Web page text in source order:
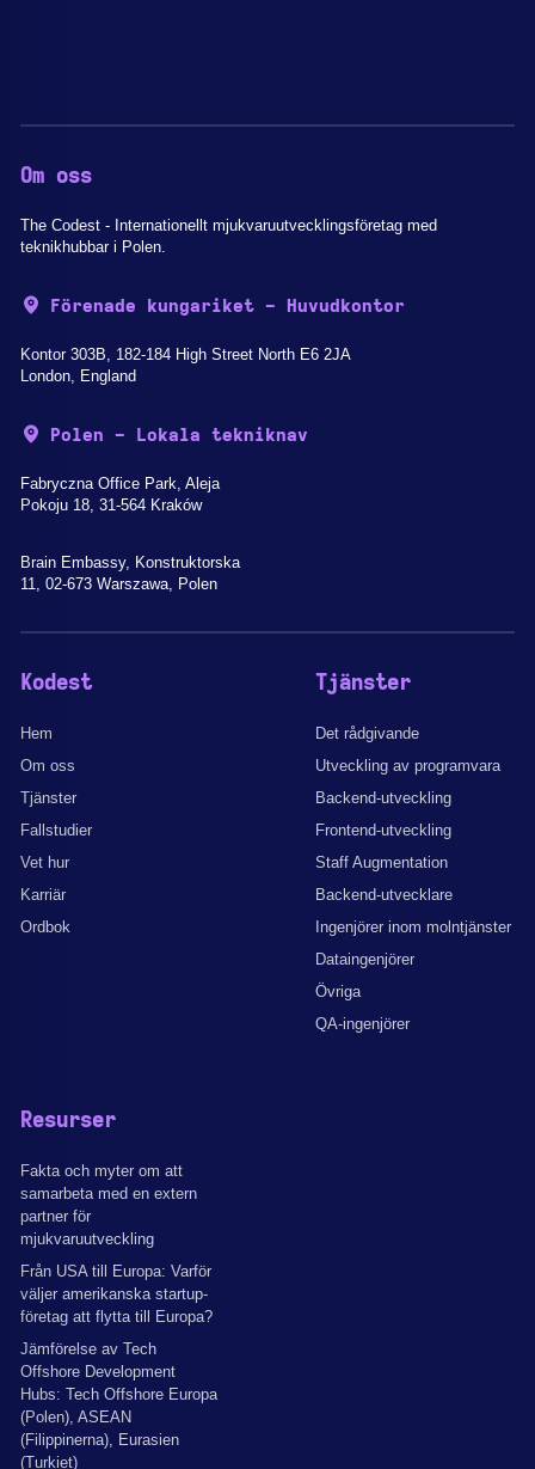
Om oss
The Codest - Internationellt mjukvaruutvecklingsföretag med
teknikhubbar i Polen.
Förenade kungariket - Huvudkontor
Kontor 303B, 182-184 High Street North E6 2JA
London, England
Polen - Lokala tekniknav
Fabryczna Office Park, Aleja
Pokoju 18, 31-564 Kraków
Brain Embassy, Konstruktorska
11, 02-673 Warszawa, Polen
Kodest
Hem
Om oss
Tjänster
Fallstudier
Vet hur
Karriär
Ordbok
Tjänster
Det rådgivande
Utveckling av programvara
Backend-utveckling
Frontend-utveckling
Staff Augmentation
Backend-utvecklare
Ingenjörer inom molntjänster
Dataingenjörer
Övriga
QA-ingenjörer
Resurser
Fakta och myter om att
samarbeta med en extern
partner för
mjukvaruutveckling
Från USA till Europa: Varför
väljer amerikanska startup-
företag att flytta till Europa?
Jämförelse av Tech
Offshore Development
Hubs: Tech Offshore Europa
(Polen), ASEAN
(Filippinerna), Eurasien
(Turkiet)